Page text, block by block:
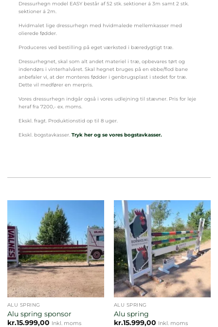
Dressurhegn model EASY består af 52 stk. sektioner á 3m samt 2 stk.
sektioner á 2m.
Hvidmalet lige dressurhegn med hvidmalede mellemkasser med
olierede fødder.
Produceres ved bestilling på eget værksted i bæredygtigt træ.
Dressurhegnet, skal som alt andet materiel i træ, opbevares tørt og
indendørs i vinterhalvåret. Skal hegnet bruges på en ebbe/flod bane
anbefaler vi, at der monteres fødder i genbrugsplast i stedet for træ.
Dette vil medfører en merpris.
Vores dressurhegn indgår også i vores udlejning til stævner. Pris for leje
heraf fra 7200,- ex. moms.
Ekskl. fragt. Produktionstid op til 8 uger.
Ekskl. bogstavkasser. Tryk her og se vores bogstavkasser.
ALU SPRING
Alu spring sponsor
kr.15.999,00 Inkl. moms
ALU SPRING
Alu spring
kr.15.999,00 Inkl. moms